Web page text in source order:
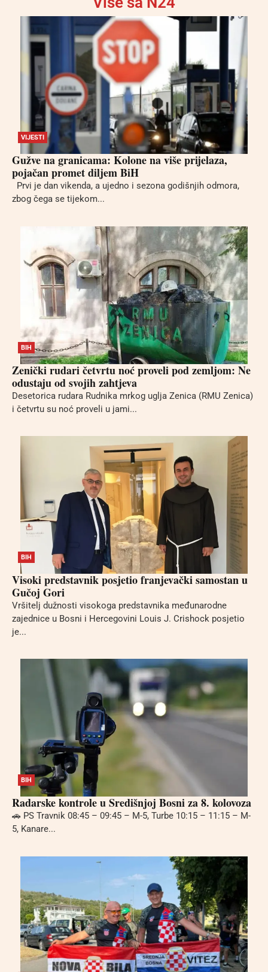
VIJESTI
Gužve na granicama: Kolone na više prijelaza,
pojačan promet diljem BiH
Prvi je dan vikenda, a ujedno i sezona godišnjih odmora,
zbog čega se tijekom...
BIH
Zenički rudari četvrtu noć proveli pod zemljom: Ne
odustaju od svojih zahtjeva
Desetorica rudara Rudnika mrkog uglja Zenica (RMU Zenica)
i četvrtu su noć proveli u jami...
BIH
Visoki predstavnik posjetio franjevački samostan u
Gučoj Gori
Vršitelj dužnosti visokoga predstavnika međunarodne
zajednice u Bosni i Hercegovini Louis J. Crishock posjetio
je...
BIH
Radarske kontrole u Središnjoj Bosni za 8. kolovoza
🚗 PS Travnik 08:45 – 09:45 – M-5, Turbe 10:15 – 11:15 – M-
5, Kanare...